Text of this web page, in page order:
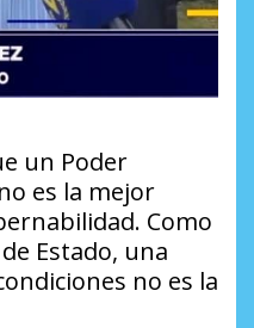
un Poder
es la mejor
Como
Estado, una
no es la